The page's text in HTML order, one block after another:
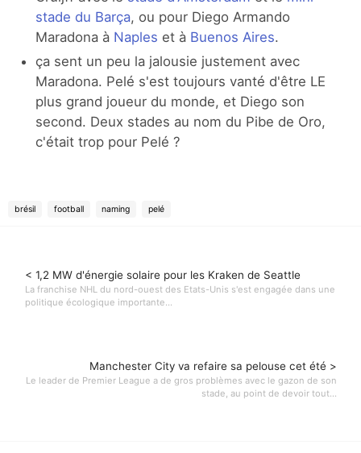
stade du Barça, ou pour Diego Armando
Maradona à Naples et à Buenos Aires.
ça sent un peu la jalousie justement avec
Maradona. Pelé s'est toujours vanté d'être LE
plus grand joueur du monde, et Diego son
second. Deux stades au nom du Pibe de Oro,
c'était trop pour Pelé ?
brésil football naming pelé
< 1,2 MW d'énergie solaire pour les Kraken de Seattle
La franchise NHL du nord-ouest des Etats-Unis s'est engagée dans une
politique écologique importante...
Manchester City va refaire sa pelouse cet été >
Le leader de Premier League a de gros problèmes avec le gazon de son
stade, au point de devoir tout...